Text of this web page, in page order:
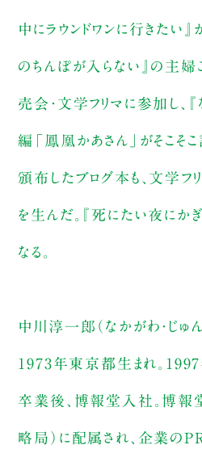
中にラウンドワンに行きたい
のちんぽが入らない』の主婦
売会・文学フリマに参加し、
編「鳳凰かあさん」がそこそ
頒布したブログ本も、文学フ
を生んだ。『死にたい夜にか
なる。
中川淳一郎（なかがわ・じゅ
1973年東京都生まれ。
卒業後、博報堂入社。博報
略局）に配属され、企業の